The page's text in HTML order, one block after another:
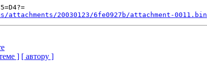
20030123/6fe0927b/attachment-0011.bin
] [ автору ]